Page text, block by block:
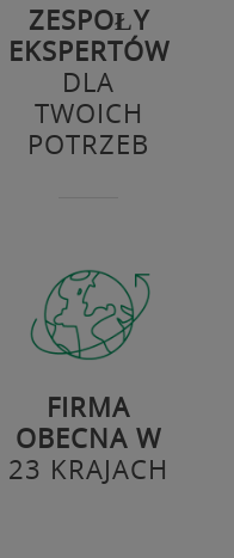
ZESPOŁY
EKSPERTÓW
DLA
TWOICH
POTRZEB
FIRMA
OBECNA W
23 KRAJACH